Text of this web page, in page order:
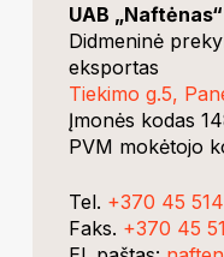
UAB „Naftėnas“
Didmeninė
eksportas
Tiekimo g.5,
Įmonės kodas
PVM mokėtojo
Tel. +370 45
Faks. +370 45